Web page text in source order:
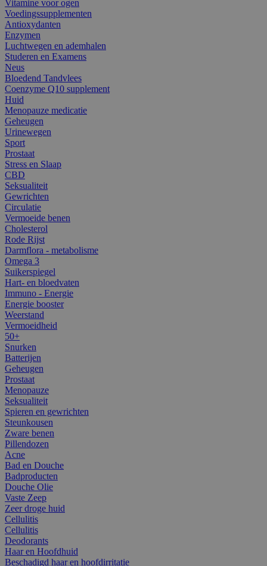
Vitamine voor ogen
Voedingssupplementen
Antioxydanten
Enzymen
Luchtwegen en ademhalen
Studeren en Examens
Neus
Bloedend Tandvlees
Coenzyme Q10 supplement
Huid
Menopauze medicatie
Geheugen
Urinewegen
Sport
Prostaat
Stress en Slaap
CBD
Seksualiteit
Gewrichten
Circulatie
Vermoeide benen
Cholesterol
Rode Rijst
Darmflora - metabolisme
Omega 3
Suikerspiegel
Hart- en bloedvaten
Immuno - Energie
Energie booster
Weerstand
Vermoeidheid
50+
Snurken
Batterijen
Geheugen
Prostaat
Menopauze
Seksualiteit
Spieren en gewrichten
Steunkousen
Zware benen
Pillendozen
Acne
Bad en Douche
Badproducten
Douche Olie
Vaste Zeep
Zeer droge huid
Cellulitis
Cellulitis
Deodorants
Haar en Hoofdhuid
Beschadigd haar en hoofdirritatie